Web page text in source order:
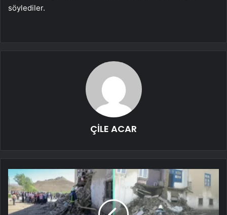
söylediler.
ÇİLE ACAR